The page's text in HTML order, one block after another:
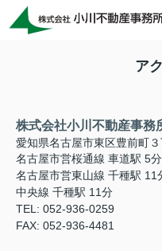
ア
株式会社小川不動産事務
愛知県名古屋市東区豊前町
名古屋市営桜通線 車道駅 5分
名古屋市営東山線 千種駅 11
中央線 千種駅 11分
TEL: 052-936-0259
FAX: 052-936-4481